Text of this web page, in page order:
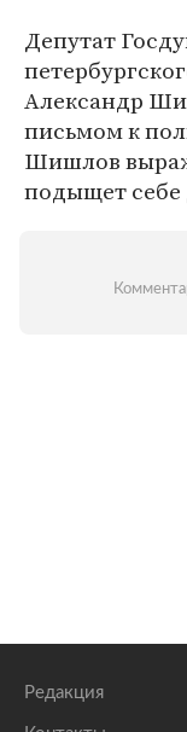
Депутат
Александр
письмом к
Шишлов
подыщет
Редакция